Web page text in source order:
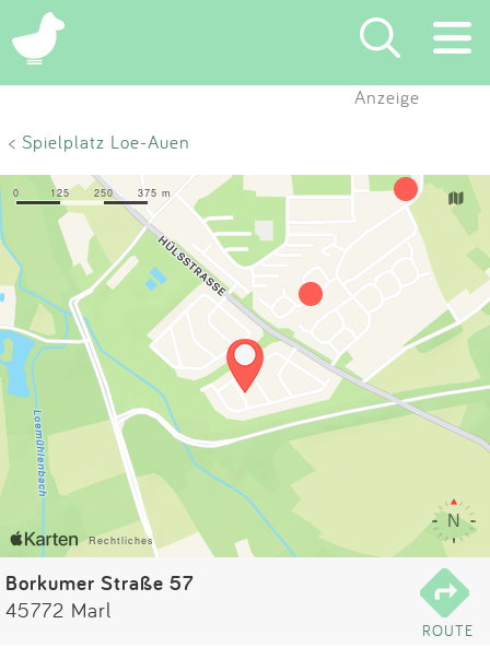
×
Eintragen
App
Blog
Partner
Kontakt
Impressum
Anmelden
Anzeige
< Spielplatz Loe-Auen
Borkumer Straße 57
45772 Marl
ROUTE